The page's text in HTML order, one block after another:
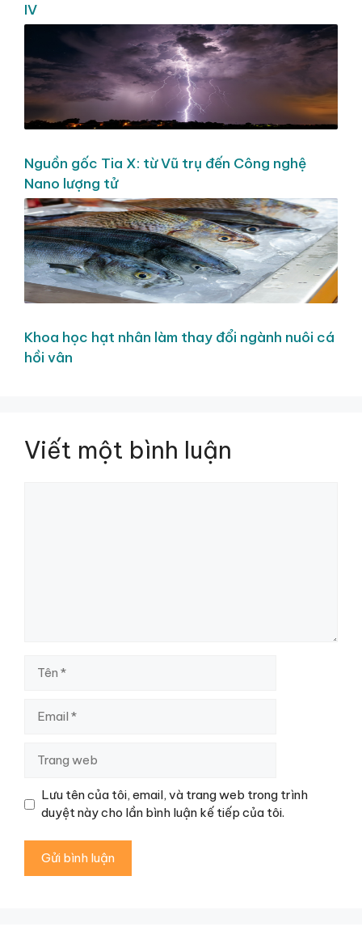
IV
Nguồn gốc Tia X: từ Vũ trụ đến Công nghệ
Nano lượng tử
Khoa học hạt nhân làm thay đổi ngành nuôi cá
hồi vân
Viết một bình luận
web
Lưu tên của tôi, email, và trang web trong trình
duyệt này cho lần bình luận kế tiếp của tôi.